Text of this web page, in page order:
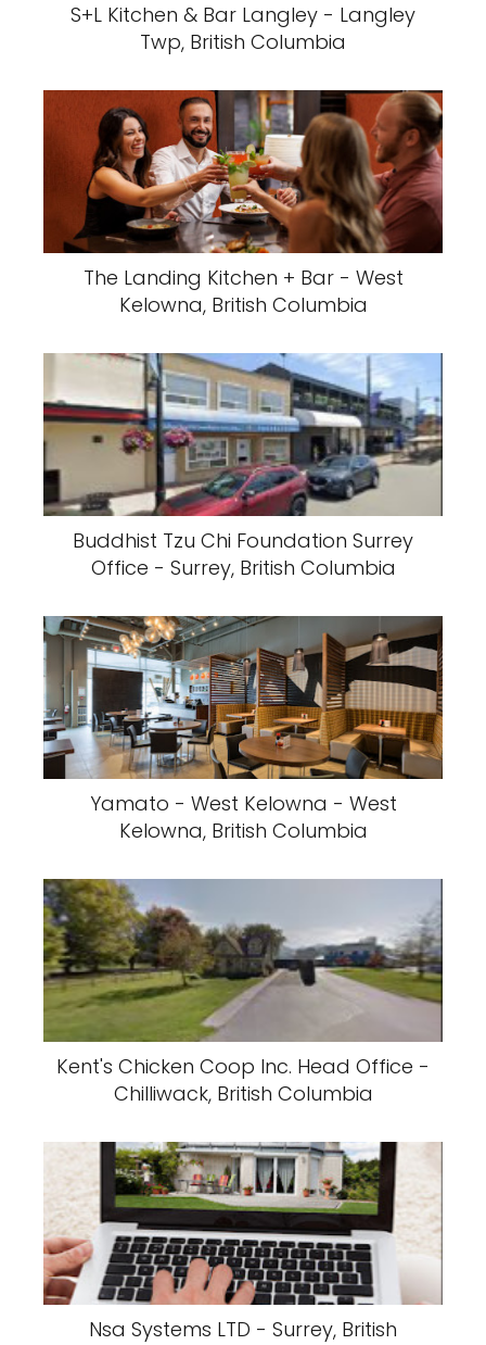
S+L Kitchen & Bar Langley - Langley
Twp, British Columbia
The Landing Kitchen + Bar - West
Kelowna, British Columbia
Buddhist Tzu Chi Foundation Surrey
Office - Surrey, British Columbia
Yamato - West Kelowna - West
Kelowna, British Columbia
Kent's Chicken Coop Inc. Head Office -
Chilliwack, British Columbia
Nsa Systems LTD - Surrey, British